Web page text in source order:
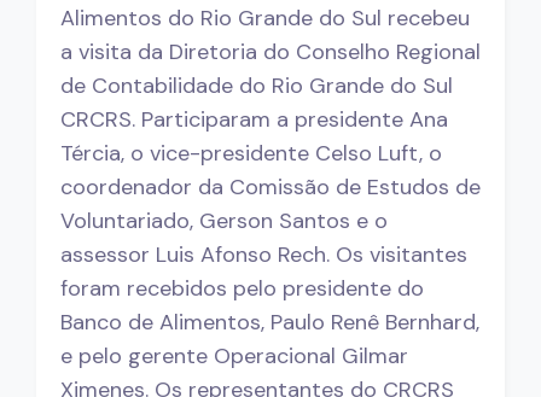
Alimentos do Rio Grande do Sul recebeu
a visita da Diretoria do Conselho Regional
de Contabilidade do Rio Grande do Sul 
CRCRS. Participaram a presidente Ana
Tércia, o vice-presidente Celso Luft, o
coordenador da Comissão de Estudos de
Voluntariado, Gerson Santos e o
assessor Luis Afonso Rech. Os visitantes
foram recebidos pelo presidente do
Banco de Alimentos, Paulo Renê Bernhard,
e pelo gerente Operacional Gilmar
Ximenes. Os representantes do CRCRS